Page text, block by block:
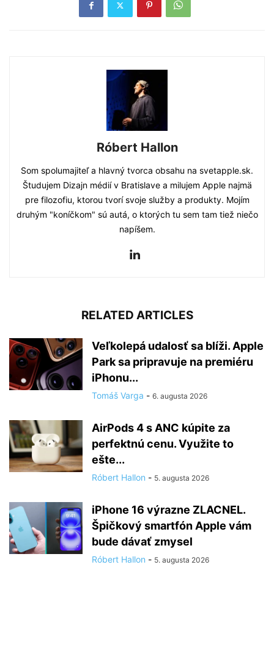
Róbert Hallon
Som spolumajiteľ a hlavný tvorca obsahu na svetapple.sk.
Študujem Dizajn médií v Bratislave a milujem Apple najmä
pre filozofiu, ktorou tvorí svoje služby a produkty. Mojím
druhým "koníčkom" sú autá, o ktorých tu sem tam tiež niečo
napíšem.
RELATED ARTICLES
Veľkolepá udalosť sa blíži. Apple
Park sa pripravuje na premiéru
iPhonu...
Tomáš Varga - 6. augusta 2026
AirPods 4 s ANC kúpite za
perfektnú cenu. Využite to
ešte...
Róbert Hallon - 5. augusta 2026
iPhone 16 výrazne ZLACNEL.
Špičkový smartfón Apple vám
bude dávať zmysel
Róbert Hallon - 5. augusta 2026